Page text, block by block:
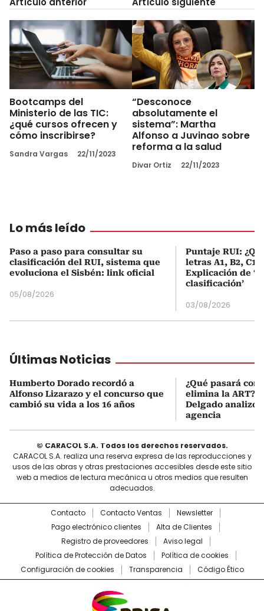
Bootcamps del
Ministerio de las TIC:
¿qué cursos ofrecen y
cómo inscribirse?
Sandra Vargas 22/11/2023
“Desconoce
absolutamente el
sistema”: Martha
Alfonso a Juvinao sobre
reforma a la salud
Divar Ortiz 22/11/2023
Lo más leído
Paso a paso para consultar su
clasificación del RUI, sistema que
evoluciona el Sisbén: link oficial
05/08/2026
Puntaje RUI:
letras A1, B2, C1
Explicación de
clasificación’
03/08/2026
Últimas Noticias
Humberto Dorado recordó a
Alfonso Lizarazo y el concurso que
cambió su vida a los 16 años
¿Qué pasará con
elimina la ART?
Delgado analizó
agencia
© CARACOL S.A. Todos los derechos reservados.
CARACOL S.A. realiza una reserva expresa de las reproducciones y
usos de las obras y otras prestaciones accesibles desde este sitio
web a medios de lectura mecánica u otros medios que resulten
adecuados.
Contacto Contacto Ventas
Newsletter
Pago electrónico clientes
Alta de Clientes
Registro de proveedores
Aviso legal
Política de Protección de Datos
Política de cookies
Configuración de cookies
Transparencia Código Ético